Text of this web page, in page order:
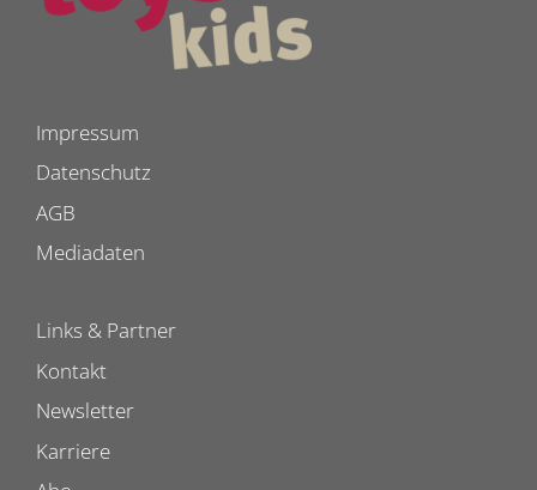
Impressum
Datenschutz
AGB
Mediadaten
Links & Partner
Kontakt
Newsletter
Karriere